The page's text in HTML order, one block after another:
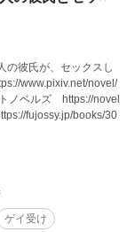
の彼氏が、セックスし
ノベルズ https://novel
fujossy.jp/books/30
ゲイ受け